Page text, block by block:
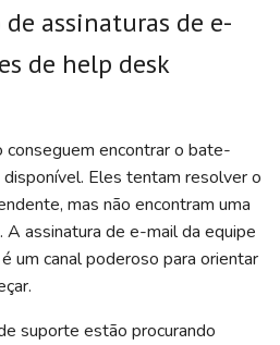
assinaturas de e-
de help desk
encontrar o bate-
Eles tentam resolver o
mas não encontram uma
A assinatura de e-mail da equipe
um canal poderoso para orientar
suporte estão procurando